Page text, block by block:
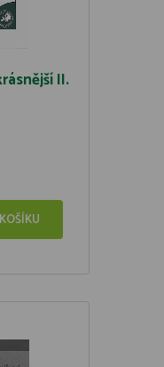
II.